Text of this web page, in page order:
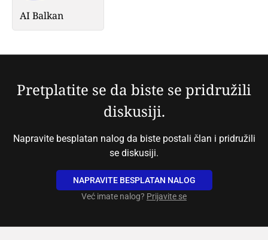
AI Balkan
Pretplatite se da biste se pridružili
diskusiji.
Napravite besplatan nalog da biste postali član i pridružili
se diskusiji.
NAPRAVITE BESPLATAN NALOG
Već imate nalog? Prijavite se